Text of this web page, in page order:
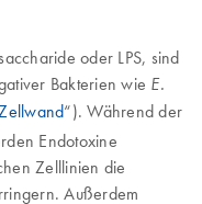
oder LPS, sind
Bakterien wie E.
“). Während der
Endotoxine
Zelllinien die
Außerdem